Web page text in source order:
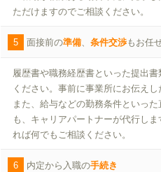
ただけますのでご相談ください。
5 面接前の準備、 条件交渉もお任
履歴書や職務経歴書といった提出
ください。事前に事業所にお伝え
また、給与などの勤務条件といっ
も、キャリアパートナーが代行し
れば何でもご相談ください。
6 内定から入職の手続き